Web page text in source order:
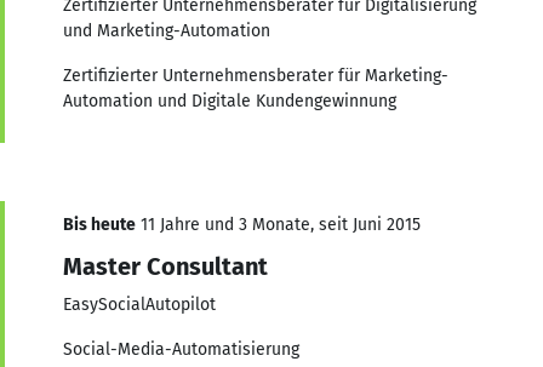
Zertifizierter Unternehmensberater für Digitalisierung
und Marketing-Automation
Zertifizierter Unternehmensberater für Marketing-
Automation und Digitale Kundengewinnung
Bis heute 11 Jahre und 3 Monate, seit Juni 2015
Master Consultant
EasySocialAutopilot
Social-Media-Automatisierung